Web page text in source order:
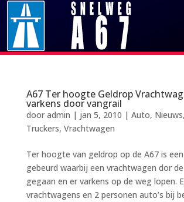
A67 Ter hoogte Geldrop
varkens door vangrail
door admin | jan 5, 2010 | Auto, Nieuws,
Truckers, Vrachtwagen
Ter hoogte van geldrop op de A67 is
gebeurd waarbij een vrachtwagen dor
gegaan en er varkens op de weg lopen.
vrachtwagens en 2 personen auto’s bij